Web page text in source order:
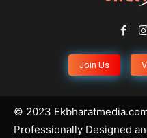
Join Us
© 2023
Professionally Designed